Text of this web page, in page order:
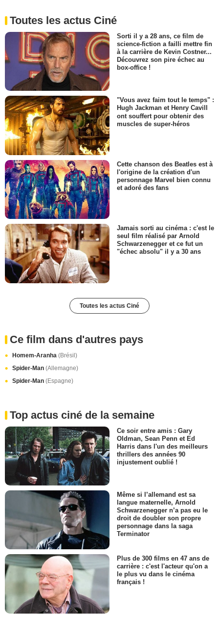
Toutes les actus Ciné
Sorti il y a 28 ans, ce film de
science-fiction a failli mettre fin
à la carrière de Kevin Costner...
Découvrez son pire échec au
box-office !
"Vous avez faim tout le temps" :
Hugh Jackman et Henry Cavill
ont souffert pour obtenir des
muscles de super-héros
Cette chanson des Beatles est à
l'origine de la création d'un
personnage Marvel bien connu
et adoré des fans
Jamais sorti au cinéma : c'est le
seul film réalisé par Arnold
Schwarzenegger et ce fut un
"échec absolu" il y a 30 ans
Toutes les actus Ciné
Ce film dans d'autres pays
Homem-Aranha (Brésil)
Spider-Man (Allemagne)
Spider-Man (Espagne)
Top actus ciné de la semaine
Ce soir entre amis : Gary
Oldman, Sean Penn et Ed
Harris dans l'un des meilleurs
thrillers des années 90
injustement oublié !
Même si l’allemand est sa
langue maternelle, Arnold
Schwarzenegger n’a pas eu le
droit de doubler son propre
personnage dans la saga
Terminator
Plus de 300 films en 47 ans de
carrière : c'est l'acteur qu'on a
le plus vu dans le cinéma
français !